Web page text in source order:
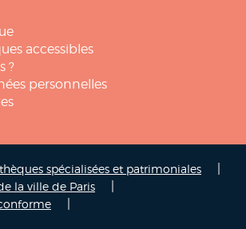
accessibles
?
personnelles
spécialisées et patrimoniales
la ville de Paris